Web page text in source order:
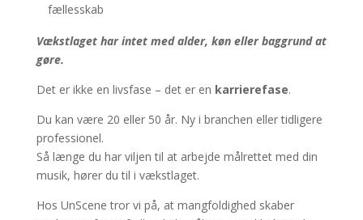
fællesskab
Vækstlaget har intet med alder, køn eller baggrund at
gøre.
Det er ikke en livsfase – det er en karrierefase.
Du kan være 20 eller 50 år. Ny i branchen eller tidligere
professionel.
Så længe du har viljen til at arbejde målrettet med din
musik, hører du til i vækstlaget.
Hos UnScene tror vi på, at mangfoldighed skaber